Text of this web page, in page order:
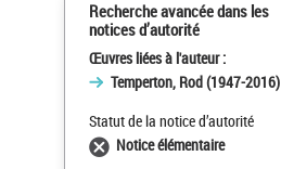
Recherche avancée dans les
notices d’autorité
Œuvres liées à l'auteur :
Temperton, Rod (1947-2016)
Statut de la notice d’autorité
Notice élémentaire